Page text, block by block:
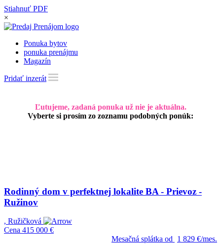
Stiahnuť PDF
×
Ponuka bytov
ponuka prenájmu
Magazín
Pridať inzerát
Ľutujeme, zadaná ponuka už nie je aktuálna.
Vyberte si prosím zo zoznamu podobných ponúk:
Rodinný dom v perfektnej lokalite BA - Prievoz -
Ružinov
, Ružičková
Cena 415 000 €
Mesačná splátka od
1 829 €/mes.